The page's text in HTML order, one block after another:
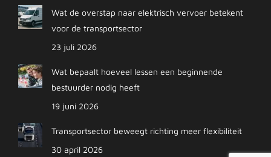
Wat de overstap naar elektrisch vervoer betekent
voor de transportsector
23 juli 2026
Wat bepaalt hoeveel lessen een beginnende
bestuurder nodig heeft
19 juni 2026
Transportsector beweegt richting meer flexibiliteit
30 april 2026